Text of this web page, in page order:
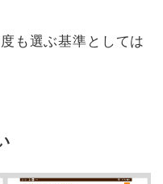
も選ぶ基準としては